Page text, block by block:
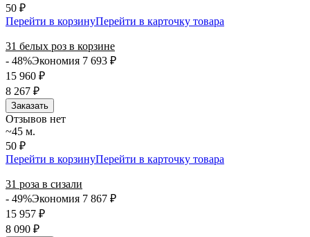
50 ₽
Перейти в корзинуПерейти в карточку товара
31 белых роз в корзине
- 48%Экономия 7 693 ₽
15 960 ₽
8 267 ₽
Заказать
Отзывов нет
~45 м.
50 ₽
Перейти в корзинуПерейти в карточку товара
31 роза в сизали
- 49%Экономия 7 867 ₽
15 957 ₽
8 090 ₽